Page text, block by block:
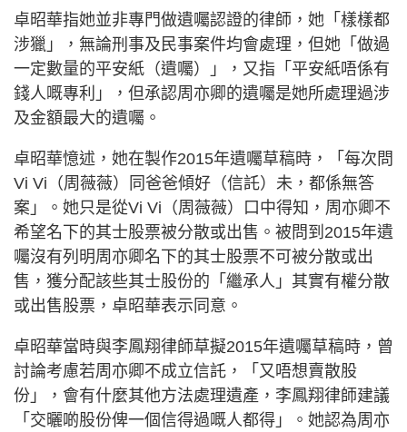
卓昭華指她並非專門做遺囑認證的律師，她「樣樣都
涉獵」，無論刑事及民事案件均會處理，但她「做過
一定數量的平安紙（遺囑）」，又指「平安紙唔係有
錢人嘅專利」，但承認周亦卿的遺囑是她所處理過涉
及金額最大的遺囑。
卓昭華憶述，她在製作2015年遺囑草稿時，「每次問
Vi Vi（周薇薇）同爸爸傾好（信託）未，都係無答
案」。她只是從Vi Vi（周薇薇）口中得知，周亦卿不
希望名下的其士股票被分散或出售。被問到2015年遺
囑沒有列明周亦卿名下的其士股票不可被分散或出
售，獲分配該些其士股份的「繼承人」其實有權分散
或出售股票，卓昭華表示同意。
卓昭華當時與李鳳翔律師草擬2015年遺囑草稿時，曾
討論考慮若周亦卿不成立信託，「又唔想賣散股
份」，會有什麼其他方法處理遺產，李鳳翔律師建議
「交曬啲股份俾一個信得過嘅人都得」。她認為周亦